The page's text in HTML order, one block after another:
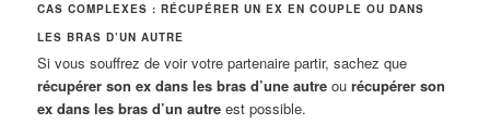
CAS COMPLEXES : RÉCUPÉRER UN EX EN COUPLE OU DANS
LES BRAS D’UN AUTRE
Si vous souffrez de voir votre partenaire partir, sachez que
récupérer son ex dans les bras d’une autre ourécupérer son
ex dans les bras d’un autre est possible.